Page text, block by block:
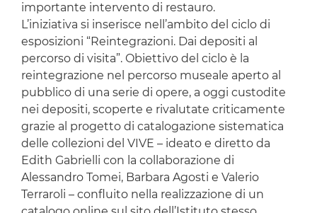
importante intervento di restauro.
L’iniziativa si inserisce nell’ambito del ciclo di
esposizioni “Reintegrazioni. Dai depositi al
percorso di visita”. Obiettivo del ciclo è la
reintegrazione nel percorso museale aperto al
pubblico di una serie di opere, a oggi custodite
nei depositi, scoperte e rivalutate criticamente
grazie al progetto di catalogazione sistematica
delle collezioni del VIVE – ideato e diretto da
Edith Gabrielli con la collaborazione di
Alessandro Tomei, Barbara Agosti e Valerio
Terraroli – confluito nella realizzazione di un